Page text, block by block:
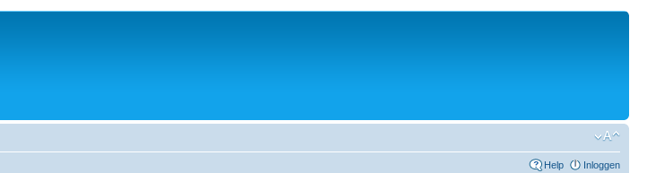
Help Inloggen